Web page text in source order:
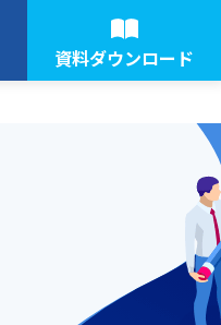
資料ダウンロード